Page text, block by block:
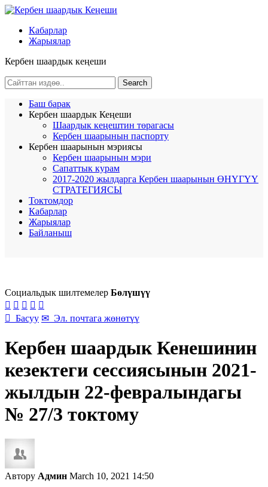
Кабарлар
Жарыялар
Кербен шаардык кеңеши
Баш барак
Кербен шаардык Кеңеши
Шаардык кеңештин төрагасы
Кербен шаарынын паспорту
Кербен шаарынын мэриясы
Кербен шаарынын мэри
Сапаттык курам
2017-2020 жылдарга Кербен шаарынын ӨНҮГҮҮ
СТРАТЕГИЯСЫ
Токтомдор
Кабарлар
Жарыялар
Байланыш
Социальдык шилтемелер Бөлүшүү
    
 Басуу ✉ Эл. почтага жөнөтүү
Кербен шаардык Кенешинин
кезектеги сессиясынын 2021-
жылдын 22-февралындагы
№ 27/3 токтому
Автору Админ March 10, 2021 14:50